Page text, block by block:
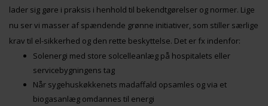
lader sig gøre i praksis i henhold til bekendtgørelser og normer. Lige
nu ser vi masser af spændende grønne initiativer, som stiller særlige
krav til el-sikkerhed og den rette beskyttelse. Det er fx indenfor:
Solenergi med store solcelleanlæg på hospitalets eller
servicebygningens tag
Når sygehuskøkkenets madaffald opsamles og via et
biogasanlæg omdannes til energi